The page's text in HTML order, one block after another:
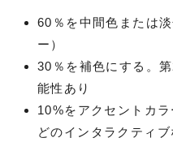
60％を中間色または
ー）
30％を補色にする。
能性あり
10%をアクセントカ
どのインタラクティブ